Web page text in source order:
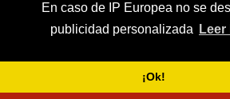
En caso de IP Europea no se
publicidad personalizada
Leer
¡Ok!